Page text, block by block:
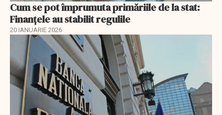
Cum se pot împrumuta primăriile de la stat:
Finanțele au stabilit regulile
20 IANUARIE 2026